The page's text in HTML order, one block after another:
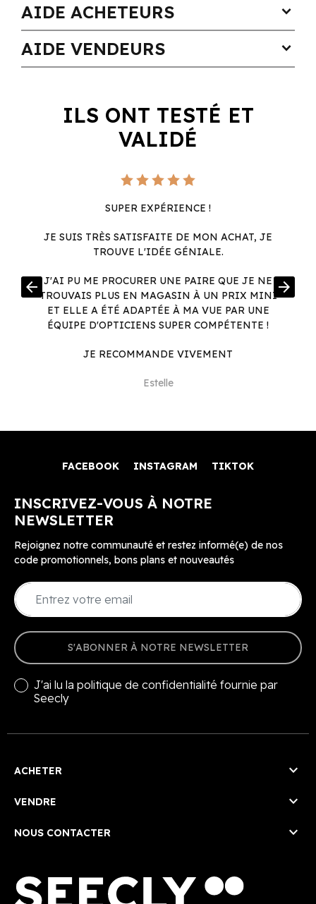
AIDE ACHETEURS expand_more
AIDE VENDEURS expand_more
ILS ONT TESTÉ ET
VALIDÉ
SUPER EXPÉRIENCE !
JE SUIS TRÈS SATISFAITE DE MON ACHAT, JE
TROUVE L'IDÉE GÉNIALE.
J'AI PU ME PROCURER UNE PAIRE QUE JE NE
TROUVAIS PLUS EN MAGASIN À UN PRIX MINI
ET ELLE A ÉTÉ ADAPTÉE À MA VUE PAR UNE
ÉQUIPE D'OPTICIENS SUPER COMPÉTENTE !
JE RECOMMANDE VIVEMENT
Estelle
arrow_back arrow_forward
FACEBOOK INSTAGRAM TIKTOK
INSCRIVEZ-VOUS À NOTRE
NEWSLETTER
Rejoignez notre communauté et restez informé(e) de nos
code promotionnels, bons plans et nouveautés
S'ABONNER À NOTRE NEWSLETTER
J'ai lu la politique de confidentialité fournie par
Seecly
ACHETER 
VENDRE 
NOUS CONTACTER 